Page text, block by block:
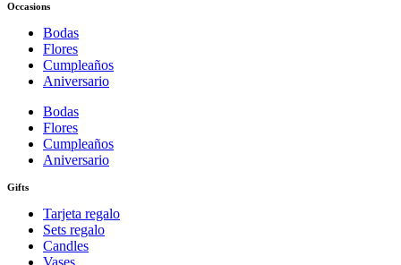
Occasions
Bodas
Flores
Cumpleaños
Aniversario
Bodas
Flores
Cumpleaños
Aniversario
Gifts
Tarjeta regalo
Sets regalo
Candles
Vases